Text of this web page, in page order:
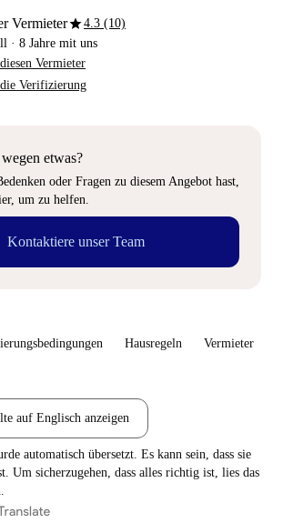
Vermieterstar4.3 (10)
· 8 Jahre mit uns
Vermieter
Verifizierung
etwas?
oder Fragen zu diesem Angebot hast,
um zu helfen.
Kontaktiere unser Team
Hausregeln Vermieter
auf Englisch anzeigen
automatisch übersetzt. Es kann sein, dass sie
Um sicherzugehen, dass alles richtig ist, lies das